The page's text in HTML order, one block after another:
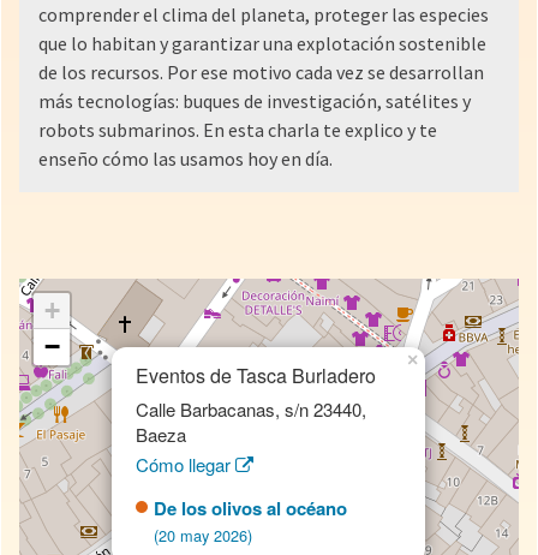
comprender el clima del planeta, proteger las especies
que lo habitan y garantizar una explotación sostenible
de los recursos. Por ese motivo cada vez se desarrollan
más tecnologías: buques de investigación, satélites y
robots submarinos. En esta charla te explico y te
enseño cómo las usamos hoy en día.
Eventos de Tasca Burladero
Calle Barbacanas, s/n 23440,
Baeza
Cómo llegar
De los olivos al océano
(20 may 2026)
×
+
−